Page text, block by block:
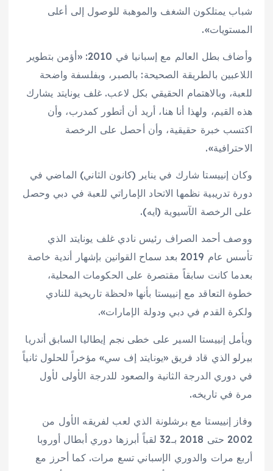
شباب يمتلكون الشغف والموهبة للوصول إلى أعلى
المستويات».
وأضاف بطل العالم مع إسبانيا في 2010: «أؤمن بتطوير
اللاعبين بالطريقة الصحيحة: بالصبر، وبفلسفة واضحة
للعبة، وبالاهتمام الحقيقي بكل لاعب. غلف يونايتد يشارك
هذه القيم، ولهذا أنا هنا، أريد أن أتطور كمدرب، وأن
اكتسب خبرة حقيقية، وأن أحصل على الرخصة
الاحترافية».
وكان إنييستا شارك في يناير (كانون الثاني) الماضي في
دورة تدريبية نظمها الاتحاد الإماراتي للعبة في دبي وحصل
على الرخصة الآسيوية (ايه).
ووصف أحمد الصراف رئيس نادي غلف يونايتد الذي
تأسس عام 2019 بعد سماح القوانين بإشهار أندية خاصة
بعدما كانت سابقاً مقتصرة على الحكومات المحلية،
خطوة التعاقد مع إنييستا بأنها «لحظة تاريخية للنادي
ولكرة القدم في دبي ودولة الإمارات».
ويأمل إنييستا السير على خطى نجم إيطاليا السابق أندريا
بيرلو الذي قاد فريق «يونايتد إف سي» مؤخراً للحلول ثانياً
في دوري الدرجة الثانية والصعود للدرجة الأولى لأول
مرة في تاريخه.
وفاز إنييستا مع برشلونة الذي لعب لفريقه الأول من
2002 حتى 2018 بـ32 لقباً أبرزها دوري أبطال أوروبا
أربع مرات والدوري الإسباني تسع مرات. كما أحرز مع